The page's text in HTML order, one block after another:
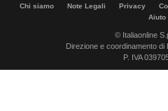
Chi siamo Note Legali Privacy
Aiuto
© Italiaonline
Direzione e coordinamento di
P. IVA